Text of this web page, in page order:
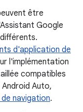
être
Google
d'application de
l'implémentation
compatibles
Auto,
navigation.